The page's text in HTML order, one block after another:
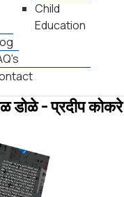
Child
Education
डोळे - प्रदीप कोकरे